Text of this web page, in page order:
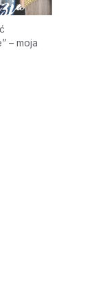
– moja